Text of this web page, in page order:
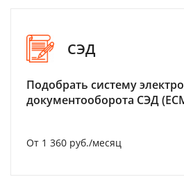
СЭД
Подобрать систему
документооборота СЭД
От 1 360 руб./месяц